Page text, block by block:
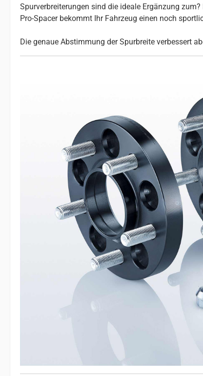
Spurverbreiterungen sind die ideale Ergänzung
Pro-Spacer bekommt Ihr Fahrzeug einen noch
Die genaue Abstimmung der Spurbreite verbessert